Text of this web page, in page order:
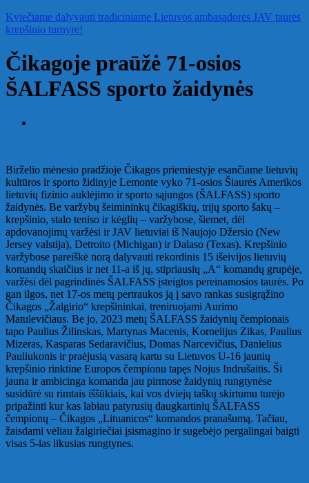
Kviečiame dalyvauti tradiciniame Lietuvos ambasadorės JAV taurės
krepšinio turnyre!
Čikagoje praūžė 71-osios
ŠALFASS sporto žaidynės
Birželio mėnesio pradžioje Čikagos priemiestyje esančiame lietuvių
kultūros ir sporto židinyje Lemonte vyko 71-osios Šiaurės Amerikos
lietuvių fizinio auklėjimo ir sporto sąjungos (ŠALFASS) sporto
žaidynės. Be varžybų šeimininkų čikagiškių, trijų sporto šakų –
krepšinio, stalo teniso ir kėglių – varžybose, šiemet, dėl
apdovanojimų varžėsi ir JAV lietuviai iš Naujojo Džersio (New
Jersey valstija), Detroito (Michigan) ir Dalaso (Texas). Krepšinio
varžybose pareiškė norą dalyvauti rekordinis 15 išeivijos lietuvių
komandų skaičius ir net 11-a iš jų, stipriausių „A“ komandų grupėje,
varžėsi dėl pagrindinės ŠALFASS įsteigtos pereinamosios taurės. Po
gan ilgos, net 17-os metų pertraukos ją į savo rankas susigrąžino
Čikagos „Žalgirio“ krepšininkai, treniruojami Aurimo
Matulevičiaus. Be jo, 2023 metų ŠALFASS žaidynių čempionais
tapo Paulius Žilinskas, Martynas Macenis, Kornelijus Zikas, Paulius
Mizeras, Kasparas Sedaravičius, Domas Narcevičius, Danielius
Pauliukonis ir praėjusią vasarą kartu su Lietuvos U-16 jaunių
krepšinio rinktine Europos čempionu tapęs Nojus Indrušaitis. Ši
jauna ir ambicinga komanda jau pirmose žaidynių rungtynėse
susidūrė su rimtais iššūkiais, kai vos dviejų taškų skirtumu turėjo
pripažinti kur kas labiau patyrusių daugkartinių ŠALFASS
čempionų – Čikagos „Lituanicos“ komandos pranašumą. Tačiau,
žaisdami vėliau žalgiriečiai įsismagino ir sugebėjo pergalingai baigti
visas 5-ias likusias rungtynes.